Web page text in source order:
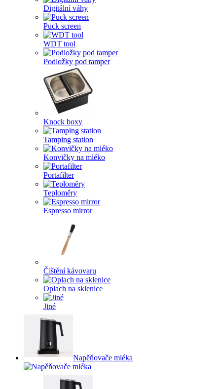
Digitální váhy
Puck screen
WDT tool
Podložky pod tamper
Knock boxy
Tamping station
Konvičky na mléko
Portafilter
Teploměry
Espresso mirror
Čištění kávovaru
Oplach na sklenice
Jiné
Napěňovače mléka